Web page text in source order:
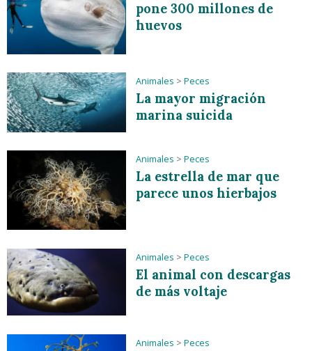
pone 300 millones de
huevos
Animales > Peces
La mayor migración
marina suicida
Animales > Peces
La estrella de mar que
parece unos hierbajos
Animales > Peces
El animal con descargas
de más voltaje
Animales > Peces